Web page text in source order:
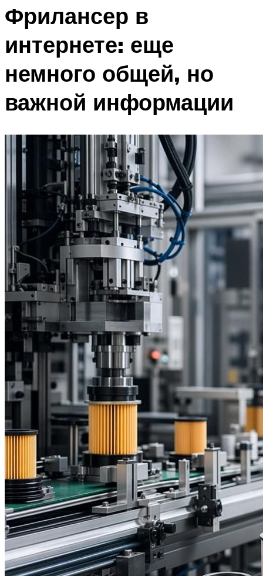
Фрилансер в
интернете: еще
немного общей, но
важной информации